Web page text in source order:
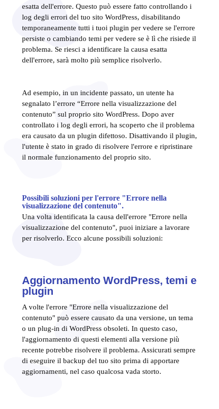
esatta dell'errore. Questo può essere fatto controllando i
log degli errori del tuo sito WordPress, disabilitando
temporaneamente tutti i tuoi plugin per vedere se l'errore
persiste o cambiando temi per vedere se è lì che risiede il
problema. Se riesci a identificare la causa esatta
dell'errore, sarà molto più semplice risolverlo.
Ad esempio, in un incidente passato, un utente ha
segnalato l’errore “Errore nella visualizzazione del
contenuto” sul proprio sito WordPress. Dopo aver
controllato i log degli errori, ha scoperto che il problema
era causato da un plugin difettoso. Disattivando il plugin,
l'utente è stato in grado di risolvere l'errore e ripristinare
il normale funzionamento del proprio sito.
Possibili soluzioni per l'errore "Errore nella
visualizzazione del contenuto".
Una volta identificata la causa dell'errore "Errore nella
visualizzazione del contenuto", puoi iniziare a lavorare
per risolverlo. Ecco alcune possibili soluzioni:
Aggiornamento WordPress, temi e
plugin
A volte l'errore "Errore nella visualizzazione del
contenuto" può essere causato da una versione, un tema
o un plug-in di WordPress obsoleti. In questo caso,
l'aggiornamento di questi elementi alla versione più
recente potrebbe risolvere il problema. Assicurati sempre
di eseguire il backup del tuo sito prima di apportare
aggiornamenti, nel caso qualcosa vada storto.